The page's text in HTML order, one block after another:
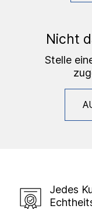
Nicht
Stelle
Jedes